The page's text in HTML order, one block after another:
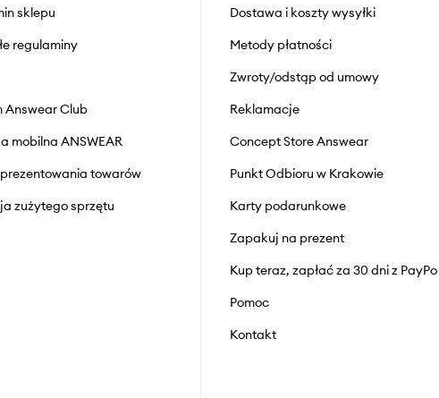
sklepu
regulaminy
Answear Club
mobilna ANSWEAR
towarów
zużytego sprzętu
Dostawa i koszty wysyłki
Metody płatności
Zwroty/odstąp od umowy
Reklamacje
Concept Store Answear
Punkt Odbioru w Krakowie
Karty podarunkowe
Zapakuj na prezent
Kup teraz, zapłać za 30 dni z PayPo
Pomoc
Kontakt